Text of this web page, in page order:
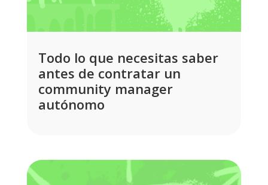
Todo lo que necesitas saber
antes de contratar un
community manager
autónomo